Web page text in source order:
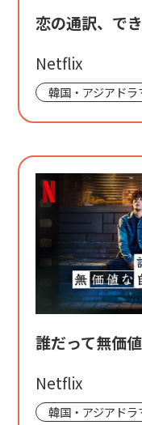
恋の通訳、で
Netflix
韓国・アジアドラ
誰だって無価
Netflix
韓国・アジアドラ